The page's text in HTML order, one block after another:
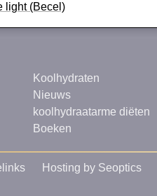
light (Becel)
Koolhydraten
Nieuws
koolhydraatarme diëten
Boeken
Hosting by Seoptics